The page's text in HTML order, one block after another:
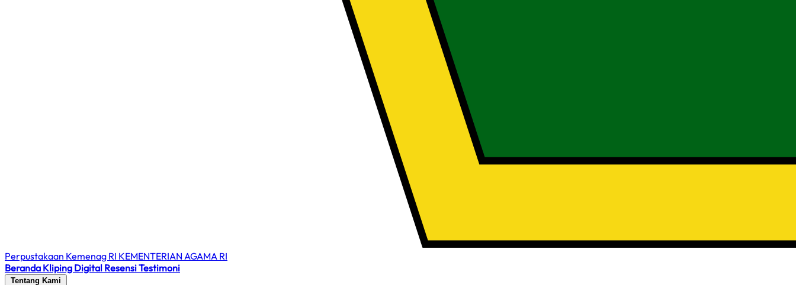
Perpustakaan Kemenag RI KEMENTERIAN AGAMA RI
Beranda Kliping Digital ResensiTestimoni
Tentang Kami